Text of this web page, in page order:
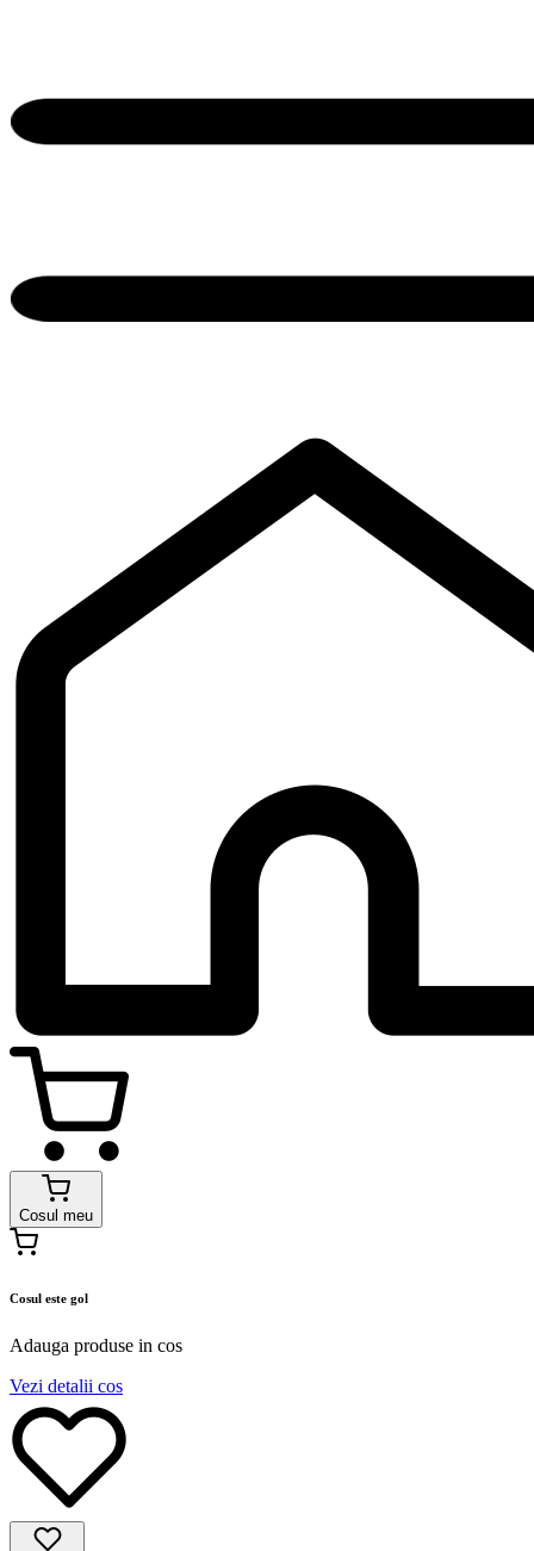
Cosul meu
Cosul este gol
Adauga produse in cos
Vezi detalii cos